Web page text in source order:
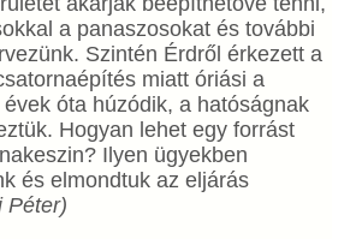
a panaszosokat és további
Szintén Érdről érkezett a
miatt óriási a
óta húzódik, a hatóságnak
Hogyan lehet egy forrást
Ilyen ügyekben
és elmondtuk az eljárás
Péter)